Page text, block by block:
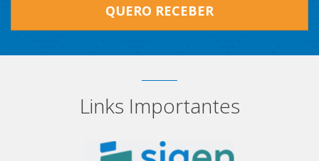
QUERO RECEBER
Links Importantes